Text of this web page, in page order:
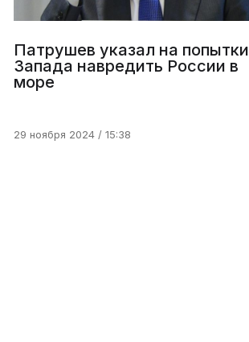
Патрушев указал на попытки
Запада навредить России в
море
29 ноября 2024 / 15:38